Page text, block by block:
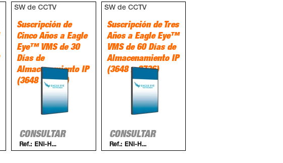
SW de CCTV
Suscripción de
Cinco Años a Eagle
Eye™ VMS de 30
Días de
Almacenamiento IP
(3648 x 2736)
CONSULTAR
Ref.: ENi-H...
SW de CCTV
Suscripción de Tres
Años a Eagle Eye™
VMS de 60 Días de
Almacenamiento IP
(3648 x 2736)
CONSULTAR
Ref.: ENi-H...